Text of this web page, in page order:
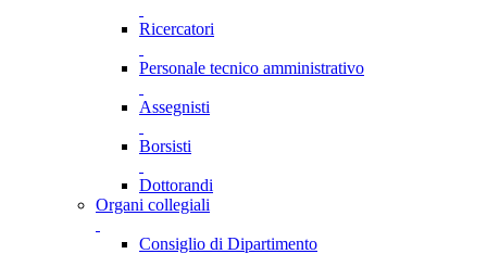
Ricercatori
Personale tecnico amministrativo
Assegnisti
Borsisti
Dottorandi
Organi collegiali
Consiglio di Dipartimento